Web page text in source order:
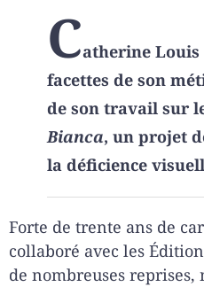
Catherine Louis
facettes de son
de son travail sur
Bianca, un projet
la déficience
Forte de trente ans de
collaboré avec les
de nombreuses